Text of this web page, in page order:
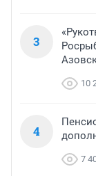
3
10
4
7